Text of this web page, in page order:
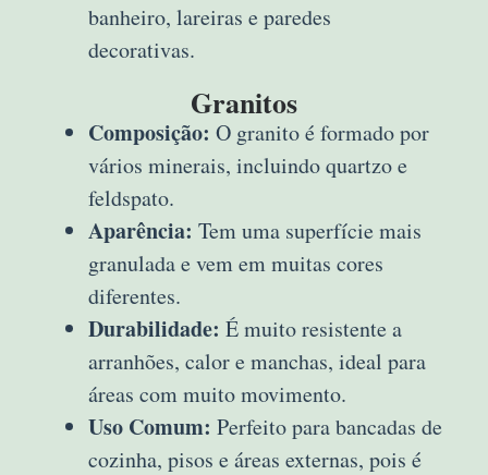
banheiro, lareiras e paredes
decorativas.
Granitos
Composição: O granito é formado por
vários minerais, incluindo quartzo e
feldspato.
Aparência: Tem uma superfície mais
granulada e vem em muitas cores
diferentes.
Durabilidade: É muito resistente a
arranhões, calor e manchas, ideal para
áreas com muito movimento.
Uso Comum: Perfeito para bancadas de
cozinha, pisos e áreas externas, pois é